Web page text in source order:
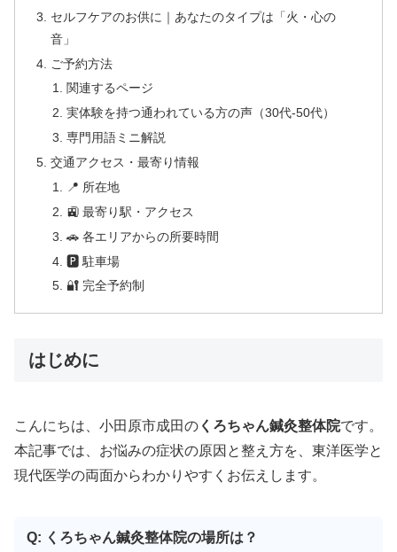
セルフケアのお供に｜あなたのタイプは「火・心の
音」
ご予約方法
関連するページ
実体験を持つ通われている方の声（30代-50代）
専門用語ミニ解説
交通アクセス・最寄り情報
📍 所在地
🚉 最寄り駅・アクセス
🚗 各エリアからの所要時間
🅿 駐車場
🔐 完全予約制
はじめに
こんにちは、小田原市成田の くろちゃん鍼灸整体院です。
本記事では、お悩みの症状の原因と整え方を、東洋医学と
現代医学の両面からわかりやすくお伝えします。
Q: くろちゃん鍼灸整体院の場所は？